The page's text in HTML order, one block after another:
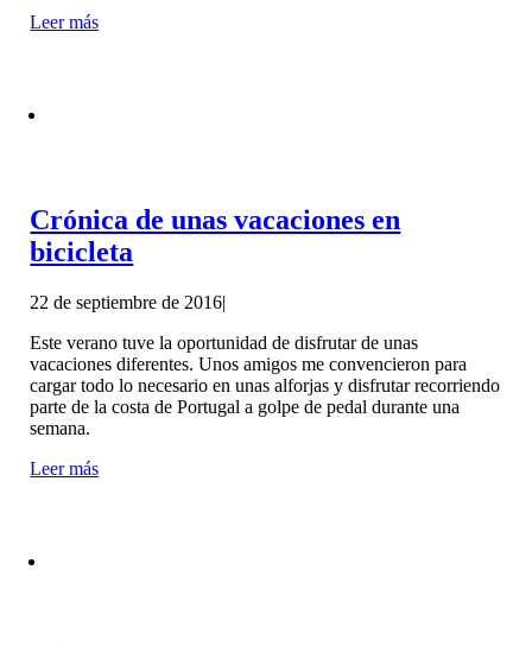
Leer más
Crónica de unas vacaciones en
bicicleta
22 de septiembre de 2016|
Este verano tuve la oportunidad de disfrutar de unas
vacaciones diferentes. Unos amigos me convencieron para
cargar todo lo necesario en unas alforjas y disfrutar recorriendo
parte de la costa de Portugal a golpe de pedal durante una
semana.
Leer más